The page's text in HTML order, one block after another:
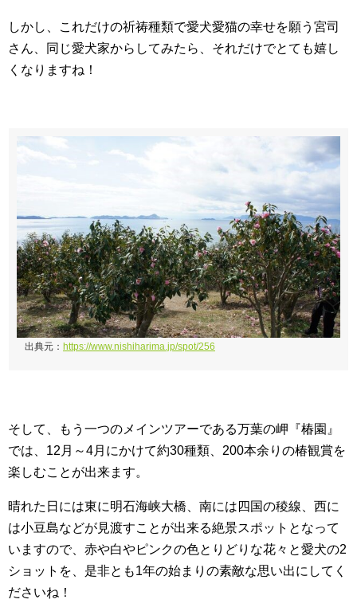
しかし、これだけの祈祷種類で愛犬愛猫の幸せを願う宮司
さん、同じ愛犬家からしてみたら、それだけでとても嬉し
くなりますね！
出典元： https://www.nishiharima.jp/spot/256
そして、もう一つのメインツアーである万葉の岬『椿園』
では、12月～4月にかけて約30種類、200本余りの椿観賞を
楽しむことが出来ます。
晴れた日には東に明石海峡大橋、南には四国の稜線、西に
は小豆島などが見渡すことが出来る絶景スポットとなって
いますので、赤や白やピンクの色とりどりな花々と愛犬の2
ショットを、是非とも1年の始まりの素敵な思い出にしてく
ださいね！